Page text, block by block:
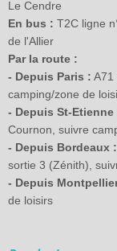
Le Cendre
En bus : T2C ligne
de l'Allier
Par la route :
- Depuis Paris : A71
camping/zone de
- Depuis St-Etienne
Cournon, suivre
- Depuis Bordeaux :
sortie 3 (Zénith),
- Depuis
de loisirs